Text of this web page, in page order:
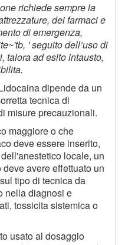
richiede sempre la
dei farmaci e
di emergenza,
' seguito dell’uso di
talora ad esito intausto,
dipende da un
tecnica di
misure precauzionali.
maggiore o che
deve essere inserito,
locale, un
avere effettuato un
tipo di tecnica da
nella diagnosi e
tossicita sistemica o
usato al dosaggio